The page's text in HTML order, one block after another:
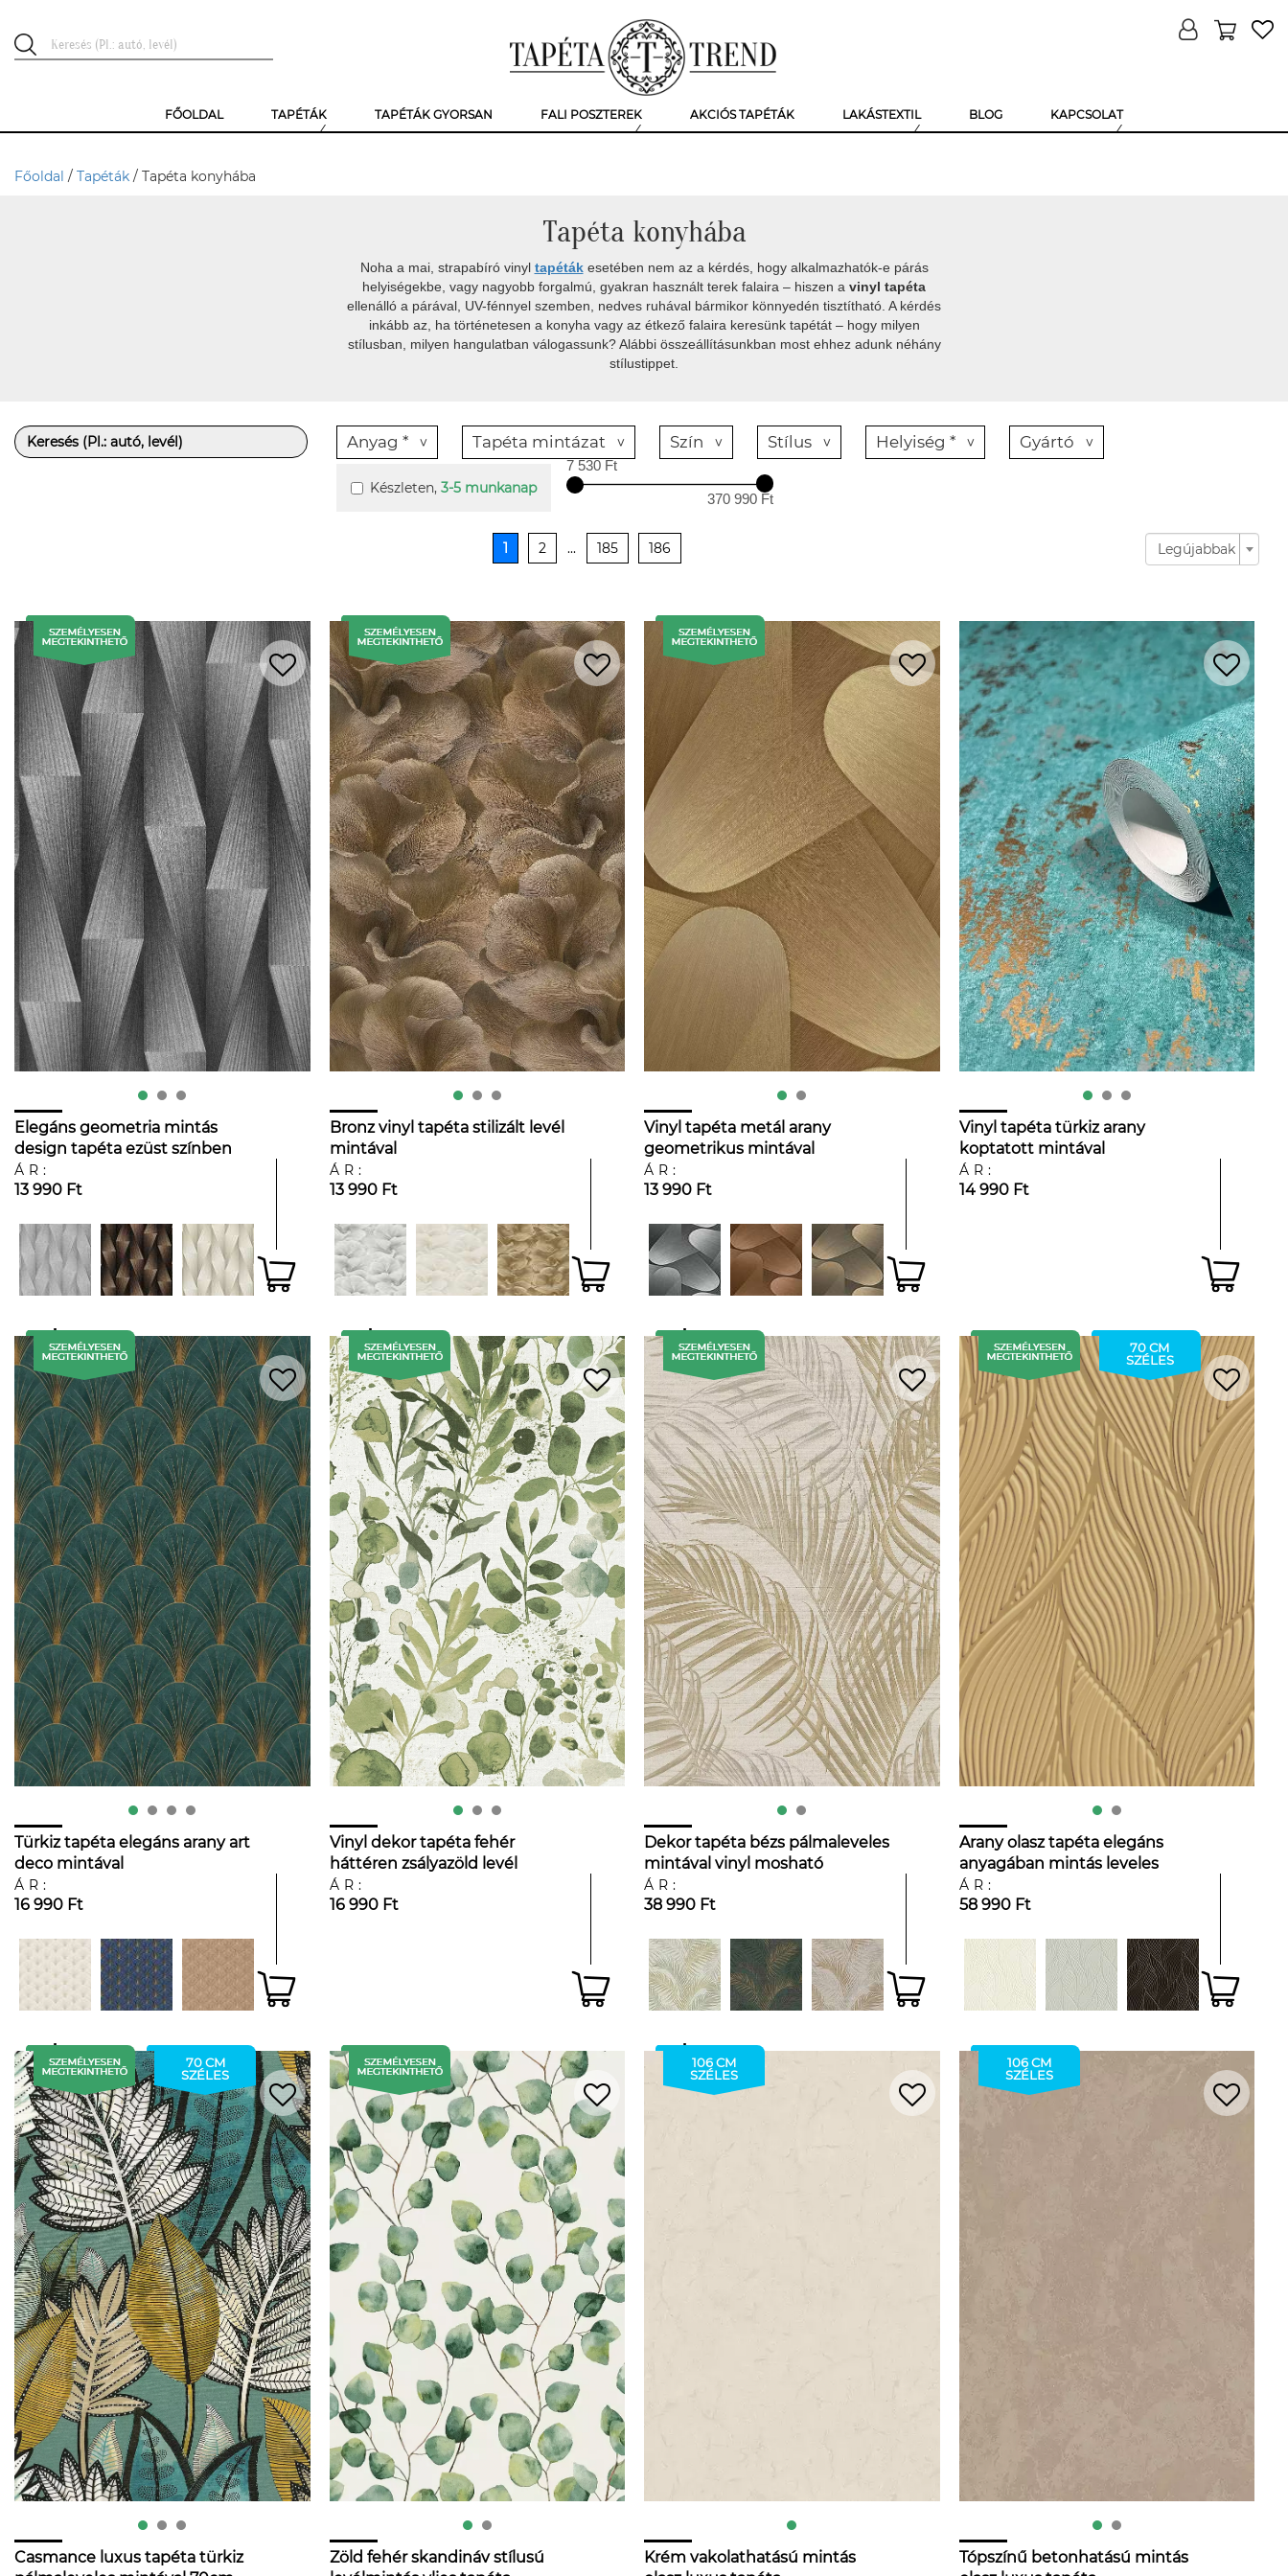
FŐOLDAL TAPÉTÁK TAPÉTÁK GYORSAN FALI POSZTEREK AKCIÓS TAPÉTÁK LAKÁSTEXTIL BLOG KAPCSOLAT
Főoldal / Tapéták / Tapéta konyhába
Tapéta konyhába
Noha a mai, strapabíró vinyl tapétákesetében nem az a kérdés, hogy alkalmazhatók-e párás
helyiségekbe, vagy nagyobb forgalmú, gyakran használt terek falaira – hiszen a vinyl tapéta
ellenálló a párával, UV-fénnyel szemben, nedves ruhával bármikor könnyedén tisztítható. A kérdés
inkább az, ha történetesen a konyha vagy az étkező falaira keresünk tapétát – hogy milyen
stílusban, milyen hangulatban válogassunk? Alábbi összeállításunkban most ehhez adunk néhány
stílustippet.
Anyag * Tapéta mintázat Szín Stílus Helyiség * Gyártó
Készleten, 3-5 munkanap
7 530 Ft
370 990 Ft
1 2 ... 185 186 Legújabbak
Elegáns geometria mintás
design tapéta ezüst színben
ÁR:
13 990 Ft
Bronz vinyl tapéta stilizált levél
mintával
ÁR:
13 990 Ft
Vinyl tapéta metál arany
geometrikus mintával
ÁR:
13 990 Ft
Vinyl tapéta türkiz arany
koptatott mintával
ÁR:
14 990 Ft
Türkiz tapéta elegáns arany art
deco mintával
ÁR:
16 990 Ft
Vinyl dekor tapéta fehér
háttéren zsályazöld levél
mintával
ÁR:
16 990 Ft
Dekor tapéta bézs pálmaleveles
mintával vinyl mosható
ÁR:
38 990 Ft
70 CM
SZÉLES
Arany olasz tapéta elegáns
anyagában mintás leveles
mintával 70cm széles
ÁR:
58 990 Ft
70 CM
SZÉLES
Casmance luxus tapéta türkiz
Zöld fehér skandináv stílusú
106 CM
SZÉLES
Krém vakolathatású mintás
106 CM
SZÉLES
Tópszínű betonhatású mintás